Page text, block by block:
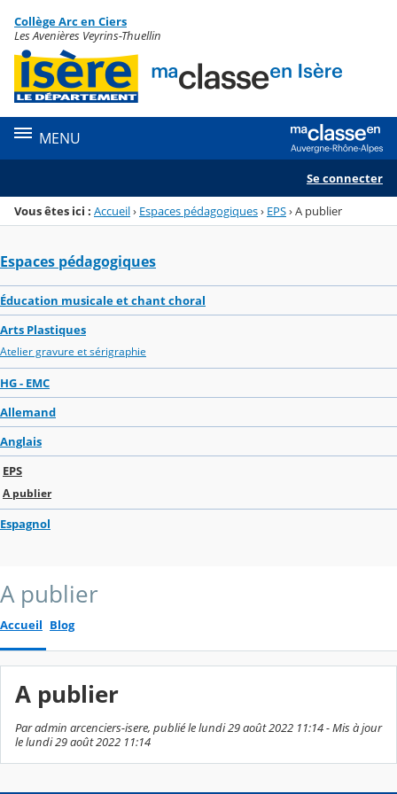
Menu de la rubrique
Contenu
Collège Arc en Ciers
Les Avenières Veyrins-Thuellin
MENU
Se connecter
Vous êtes ici : Accueil› Espaces pédagogiques› EPS›A publier
Espaces pédagogiques
Éducation musicale et chant choral
Arts Plastiques
Atelier gravure et sérigraphie
HG - EMC
Allemand
Anglais
EPS
A publier
Espagnol
A publier
Accueil Blog
A publier
Par admin arcenciers-isere, publié le lundi 29 août 2022 11:14 - Mis à jour
le lundi 29 août 2022 11:14